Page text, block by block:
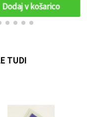
Dodaj v košarico
TUDI